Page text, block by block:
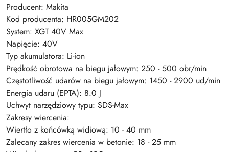
Producent: Makita
Kod producenta: HR005GM202
System: XGT 40V Max
Napięcie: 40V
Typ akumulatora: Li-ion
Prędkość obrotowa na biegu jałowym: 250 - 500 obr/min
Częstotliwość udarów na biegu jałowym: 1450 - 2900 ud/min
Energia udaru (EPTA): 8.0 J
Uchwyt narzędziowy typu: SDS-Max
Zakresy wiercenia:
Wiertło z końcówką widiową: 10 - 40 mm
Zalecany zakres wiercenia w betonie: 18 - 25 mm